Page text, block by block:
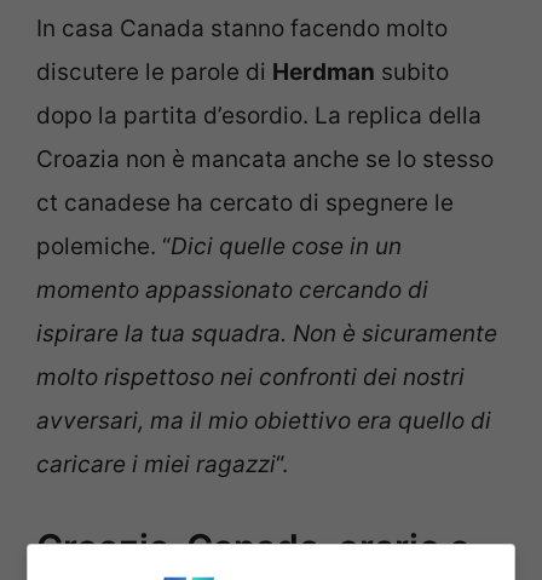
In casa Canada stanno facendo molto
discutere le parole di Herdman subito
dopo la partita d’esordio. La replica della
Croazia non è mancata anche se lo stesso
ct canadese ha cercato di spegnere le
polemiche. “Dici quelle cose in un
momento appassionato cercando di
ispirare la tua squadra. Non è sicuramente
molto rispettoso nei confronti dei nostri
avversari, ma il mio obiettivo era quello di
caricare i miei ragazzi“.
Croazia-Canada, orario e